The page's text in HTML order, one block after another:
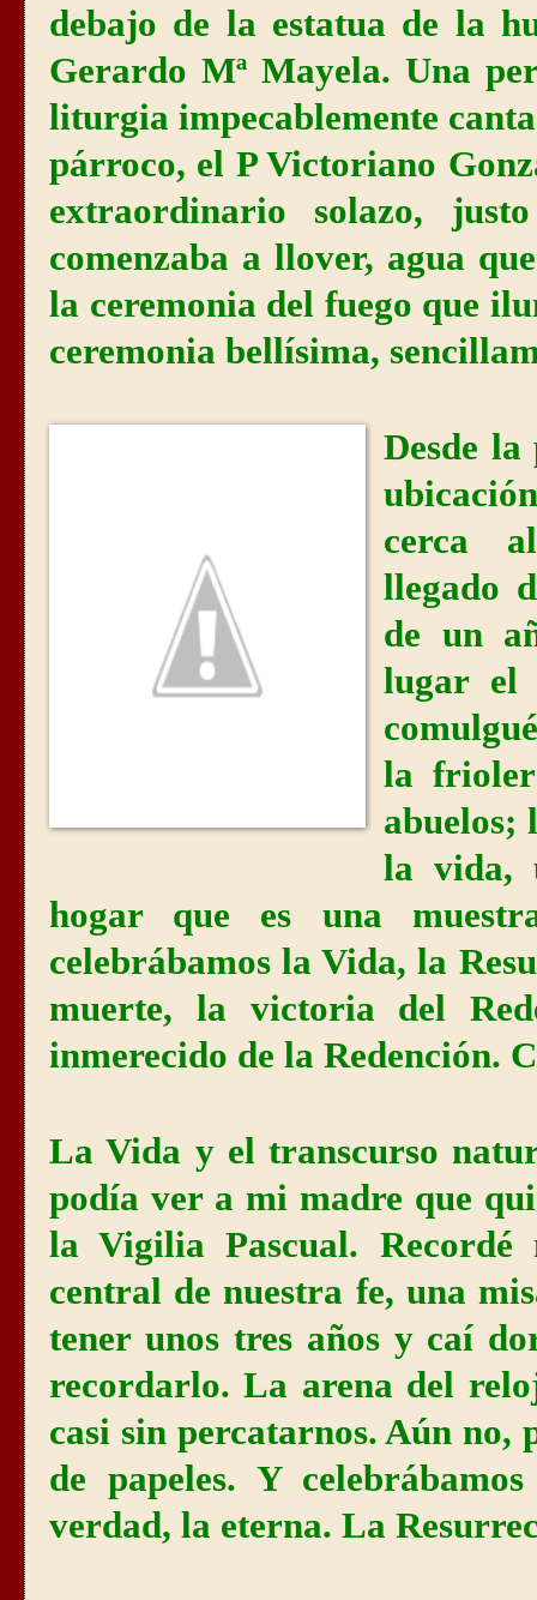
debajo de la estatua de la
Gerardo Mª Mayela. Una
liturgia impecablemente
párroco, el P Victoriano
extraordinario solazo,
comenzaba a llover, agua
la ceremonia del fuego que
ceremonia bellísima,
Desde
cerca
llegado
de un
lugar el
la
abuelos;
la vida,
hogar que es una
celebrábamos la Vida, la
muerte, la victoria del
inmerecido de la Redención.
La Vida y el transcurso
podía ver a mi madre que
la Vigilia Pascual. Recordé
central de nuestra fe, una
tener unos tres años y caí
recordarlo. La arena del
casi sin percatarnos. Aún no,
de papeles. Y
verdad, la eterna. La